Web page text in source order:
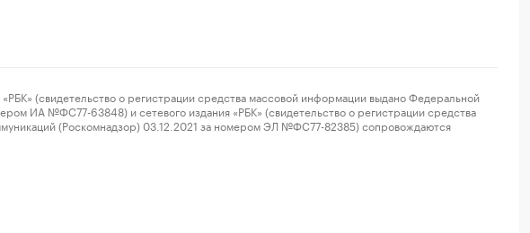
(свидетельство о регистрации средства массовой информации выдано Федеральной
ИА №ФС77-63848) и сетевого издания «РБК» (свидетельство о регистрации средства
(Роскомнадзор) 03.12.2021 за номером ЭЛ №ФС77-82385) сопровождаются